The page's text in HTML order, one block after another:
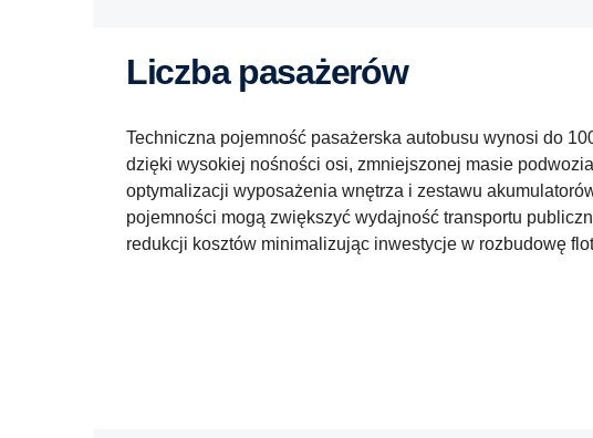
Liczba pasażerów
Techniczna pojemność pasażerska autobusu wynosi do
dzięki wysokiej nośności osi, zmniejszonej masie
optymalizacji wyposażenia wnętrza i zestawu
pojemności mogą zwiększyć wydajność transportu
redukcji kosztów minimalizując inwestycje w rozbudowę